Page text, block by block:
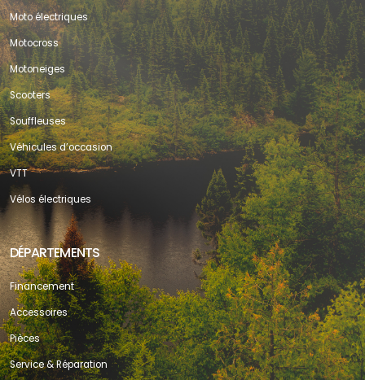
Moto électriques
Motocross
Motoneiges
Scooters
Souffleuses
Véhicules d’occasion
VTT
Vélos électriques
DÉPARTEMENTS
Financement
Accessoires
Pièces
Service & Réparation